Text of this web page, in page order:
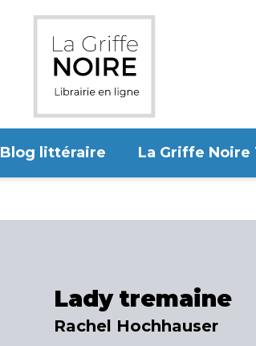
Blog littéraire La Griffe Noire
Lady tremaine
Rachel Hochhauser